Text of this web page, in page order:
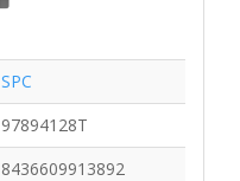
SPC
97894128T
8436609913892